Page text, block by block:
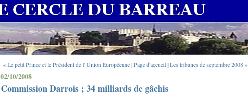
« Le petit Prince et le Président de l' Union Européenne|Page d'accueil|Les tribunes de septembre 2008 »
02/10/2008
Commission Darrois ; 34 milliards de gâchis